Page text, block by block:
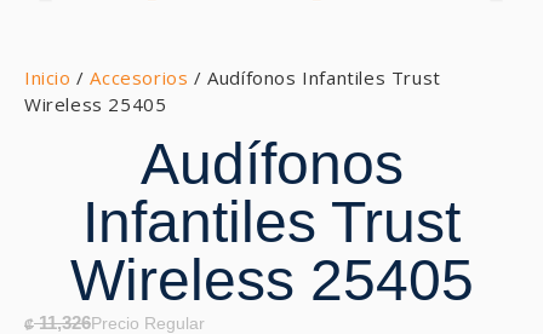
Inicio /Accesorios / Audífonos Infantiles Trust
Wireless 25405
Audífonos
Infantiles Trust
Wireless 25405
₡11,326